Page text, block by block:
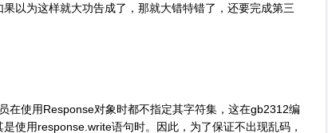
以为这样就大功告成了，那就大错特错了，还要完成第三
在使用Response对象时都不指定其字符集，这在gb2312编
使用response.write语句时。因此，为了保证不出现乱码，